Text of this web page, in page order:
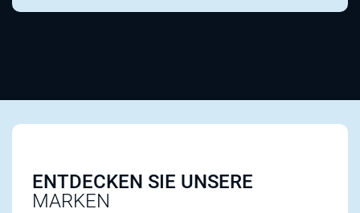
ENTDECKEN SIE UNSERE
MARKEN